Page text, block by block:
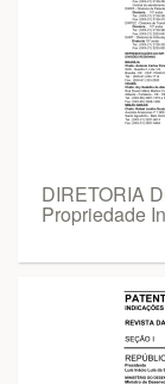
DIRETORIA
Propriedade